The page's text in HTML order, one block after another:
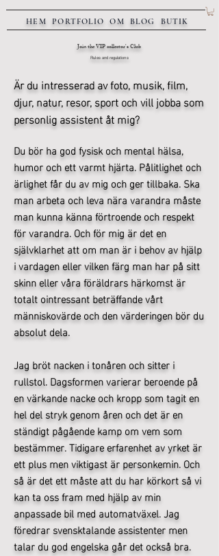
HEM PORTFOLIOOM BLOG BUTIK
Join the VIP collector's Club
Rules and regulations
Är du intresserad av foto, musik, film,
djur, natur, resor, sport och vill jobba som
personlig assistent åt mig?
Du bör ha god fysisk och mental hälsa,
humor och ett varmt hjärta. Pålitlighet och
ärlighet får du av mig och ger tillbaka. Ska
man arbeta och leva nära varandra måste
man kunna känna förtroende och respekt
för varandra. Och för mig är det en
självklarhet att om man är i behov av hjälp
i vardagen eller vilken färg man har på sitt
skinn eller våra föräldrars härkomst är
totalt ointressant beträffande vårt
människovärde och den värderingen bör du
absolut dela.
Jag bröt nacken i tonåren och sitter i
rullstol. Dagsformen varierar beroende på
en värkande nacke och kropp som tagit en
hel del stryk genom åren och det är en
ständigt pågående kamp om vem som
bestämmer. Tidigare erfarenhet av yrket är
ett plus men viktigast är personkemin. Och
så är det ett måste att du har körkort så vi
kan ta oss fram med hjälp av min
anpassade bil med automatväxel. Jag
föredrar svensktalande assistenter men
talar du god engelska går det också bra.